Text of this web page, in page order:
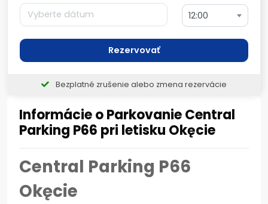
Informácie o Parkovanie Central
Parking P66 pri letisku Okęcie
Central Parking P66
Okęcie
12:00
Rezervovať
Bezplatné zrušenie alebo zmena rezervácie